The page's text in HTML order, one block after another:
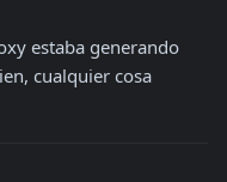
estaba generando
cualquier cosa